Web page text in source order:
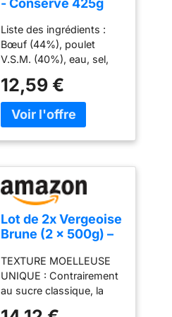
- Conserve 425g
Liste des ingrédients :
Bœuf (44%), poulet
V.S.M. (40%), eau, sel,
enveloppe protéique,
coriandre, poivre, céleri,
oignon, piment rouge,
conservateur (nitrite de
sodium), arôme de
fumée Liste des
allergènes : Céleri
Longue conservation
Sans colorant - Type de
cuisine :
Méditerranéenne
12,59 €
Lot de 2x Vergeoise
Brune (2 x 500g) –
Authentique pour
Pâtisserie | Notes
Caramélisées &
Texture Moelleuse
TEXTURE MOELLEUSE
UNIQUE : Contrairement
au sucre classique, la